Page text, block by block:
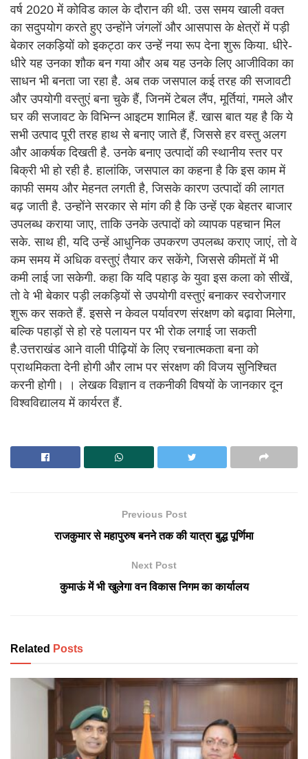
वर्ष 2020 में कोविड काल के दौरान की थी. उस समय खाली वक्त
का सदुपयोग करते हुए उन्होंने जंगलों और आसपास के क्षेत्रों में पड़ी
बेकार लकड़ियों को इकट्ठा कर उन्हें नया रूप देना शुरू किया. धीरे-
धीरे यह उनका शौक बन गया और अब यह उनके लिए आजीविका का
साधन भी बनता जा रहा है. अब तक जसपाल कई तरह की सजावटी
और उपयोगी वस्तुएं बना चुके हैं, जिनमें टेबल लैंप, मूर्तियां, गमले और
घर की सजावट के विभिन्न आइटम शामिल हैं. खास बात यह है कि ये
सभी उत्पाद पूरी तरह हाथ से बनाए जाते हैं, जिससे हर वस्तु अलग
और आकर्षक दिखती है. उनके बनाए उत्पादों की स्थानीय स्तर पर
बिक्री भी हो रही है. हालांकि, जसपाल का कहना है कि इस काम में
काफी समय और मेहनत लगती है, जिसके कारण उत्पादों की लागत
बढ़ जाती है. उन्होंने सरकार से मांग की है कि उन्हें एक बेहतर बाजार
उपलब्ध कराया जाए, ताकि उनके उत्पादों को व्यापक पहचान मिल
सके. साथ ही, यदि उन्हें आधुनिक उपकरण उपलब्ध कराए जाएं, तो वे
कम समय में अधिक वस्तुएं तैयार कर सकेंगे, जिससे कीमतों में भी
कमी लाई जा सकेगी. कहा कि यदि पहाड़ के युवा इस कला को सीखें,
तो वे भी बेकार पड़ी लकड़ियों से उपयोगी वस्तुएं बनाकर स्वरोजगार
शुरू कर सकते हैं. इससे न केवल पर्यावरण संरक्षण को बढ़ावा मिलेगा,
बल्कि पहाड़ों से हो रहे पलायन पर भी रोक लगाई जा सकती
है.उत्तराखंड आने वाली पीढ़ियों के लिए रचनात्मकता बना को
प्राथमिकता देनी होगी और लाभ पर संरक्षण की विजय सुनिश्चित
करनी होगी। । लेखक विज्ञान व तकनीकी विषयों के जानकार दून
विश्वविद्यालय में कार्यरत हैं.
Previous Post
राजकुमार से महापुरुष बनने तक की यात्रा बुद्ध पूर्णिमा
Next Post
कुमाऊं में भी खुलेगा वन विकास निगम का कार्यालय
Related Posts